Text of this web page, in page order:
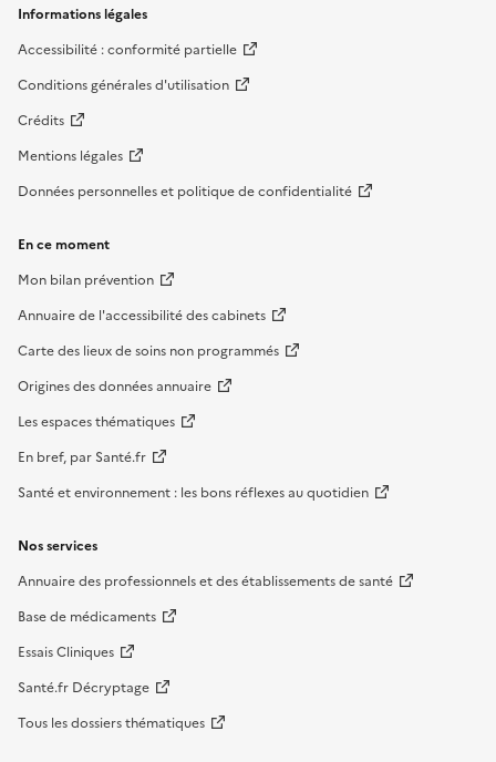
Informations légales
Accessibilité : conformité partielle
Conditions générales d'utilisation
Crédits
Mentions légales
Données personnelles et politique de confidentialité
En ce moment
Mon bilan prévention
Annuaire de l'accessibilité des cabinets
Carte des lieux de soins non programmés
Origines des données annuaire
Les espaces thématiques
En bref, par Santé.fr
Santé et environnement : les bons réflexes au quotidien
Nos services
Annuaire des professionnels et des établissements de santé
Base de médicaments
Essais Cliniques
Santé.fr Décryptage
Tous les dossiers thématiques